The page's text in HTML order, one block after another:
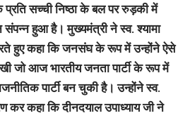
प्रति सच्ची निष्ठा के बल पर रुड़की में
संपन्न हुआ है। मुख्यमंत्री ने स्व. श्यामा
हुए कहा कि जनसंघ के रूप में उन्होंने ऐसे
जो आज भारतीय जनता पार्टी के रूप में
पार्टी बन चुकी है। उन्होंने स्व.
कर कहा कि दीनदयाल उपाध्याय जी ने